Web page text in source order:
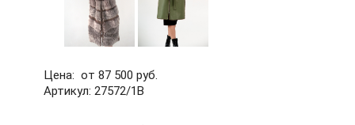
Цена: от 87 500 руб.
Артикул: 27572/1В